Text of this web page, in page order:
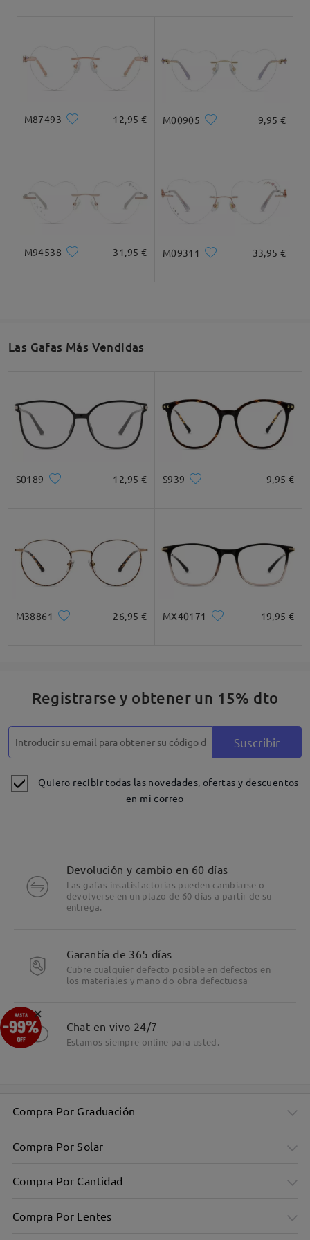
Llegado
M87493 12,95 € M00905 9,95 €
M94538 31,95 € M09311 33,95 €
Las Gafas Más Vendidas
S0189 12,95 € S939 9,95 €
M38861 26,95 € MX40171 19,95 €
Registrarse y obtener un 15% dto
Suscribir
Quiero recibir todas las novedades, ofertas y descuentos
en mi correo
Devolución y cambio en 60 días
Las gafas insatisfactorias pueden cambiarse o
devolverse en un plazo de 60 días a partir de su
entrega.
Garantía de 365 días
Cubre cualquier defecto posible en defectos en
los materiales y mano do obra defectuosa
Chat en vivo 24/7
Estamos siempre online para usted.
Compra Por Graduación
Compra Por Solar
Compra Por Cantidad
Compra Por Lentes
×